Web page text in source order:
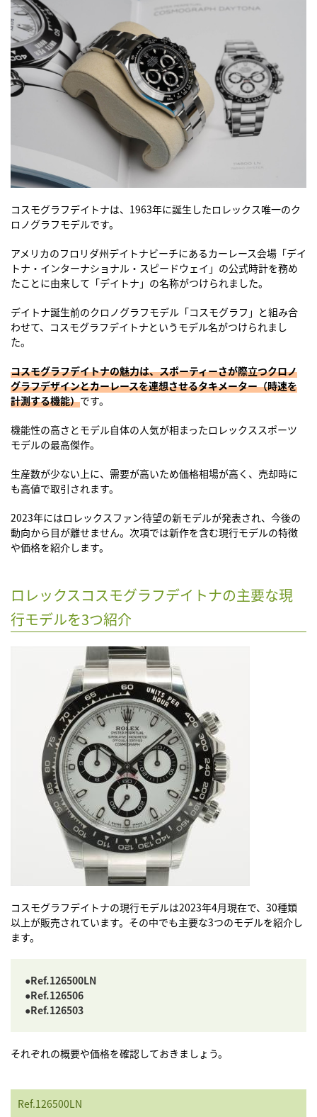
コスモグラフデイトナは、1963年に誕生したロレックス唯一のク
ロノグラフモデルです。
アメリカのフロリダ州デイトナビーチにあるカーレース会場「デイ
トナ・インターナショナル・スピードウェイ」の公式時計を務め
たことに由来して「デイトナ」の名称がつけられました。
デイトナ誕生前のクロノグラフモデル「コスモグラフ」と組み合
わせて、コスモグラフデイトナというモデル名がつけられまし
た。
コスモグラフデイトナの魅力は、スポーティーさが際立つクロノ
グラフデザインとカーレースを連想させるタキメーター（時速を
計測する機能）です。
機能性の高さとモデル自体の人気が相まったロレックススポーツ
モデルの最高傑作。
生産数が少ない上に、需要が高いため価格相場が高く、売却時に
も高値で取引されます。
2023年にはロレックスファン待望の新モデルが発表され、今後の
動向から目が離せません。次項では新作を含む現行モデルの特徴
や価格を紹介します。
ロレックスコスモグラフデイトナの主要な現
行モデルを3つ紹介
コスモグラフデイトナの現行モデルは2023年4月現在で、30種類
以上が販売されています。その中でも主要な3つのモデルを紹介し
ます。
●Ref.126500LN
●Ref.126506
●Ref.126503
それぞれの概要や価格を確認しておきましょう。
Ref.126500LN